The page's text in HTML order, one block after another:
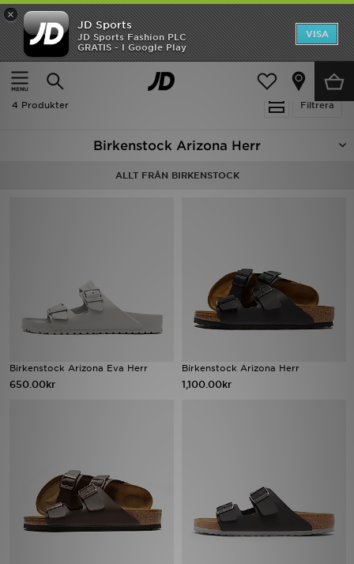
×
JD Sports
JD Sports Fashion PLC
GRATIS - I Google Play
VISA
Ny termin, ny stil Essentials för skolstarten
Hem
Herr
Filtrera
4 Produkter
Birkenstock Arizona Herr
ALLT FRÅN BIRKENSTOCK
Birkenstock Arizona Eva Herr
650.00kr
Birkenstock Arizona Herr
1,100.00kr
Hem
Rea
Sport
Ladda ner appen
Kundservice
JD Blogg